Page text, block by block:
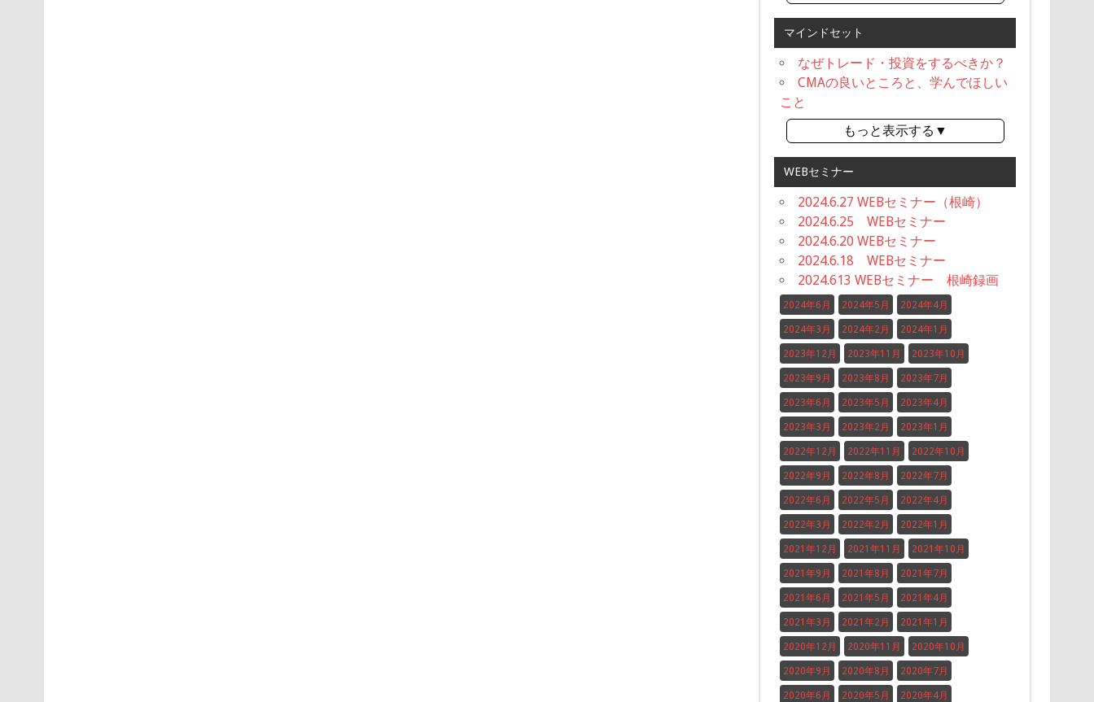
マインドセット
なぜトレード・投資をするべきか？
CMAの良いところと、学んでほしい
こと
もっと表示する▼
WEBセミナー
2024.6.27 WEBセミナー（根崎）
2024.6.25 WEBセミナー
2024.6.20 WEBセミナー
2024.6.18 WEBセミナー
2024.613 WEBセミナー 根崎録画
2024年6月 2024年5月 2024年4月
2024年3月 2024年2月 2024年1月
2023年12月 2023年11月 2023年10月
2023年9月 2023年8月 2023年7月
2023年6月 2023年5月 2023年4月
2023年3月 2023年2月 2023年1月
2022年12月 2022年11月 2022年10月
2022年9月 2022年8月 2022年7月
2022年6月 2022年5月 2022年4月
2022年3月 2022年2月 2022年1月
2021年12月 2021年11月 2021年10月
2021年9月 2021年8月 2021年7月
2021年6月 2021年5月 2021年4月
2021年3月 2021年2月 2021年1月
2020年12月 2020年11月 2020年10月
2020年9月 2020年8月 2020年7月
2020年6月 2020年5月 2020年4月